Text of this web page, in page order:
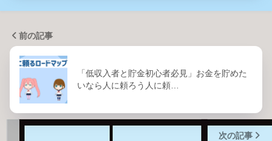
前の記事
「低収入者と貯金初心者必見」お金を貯めた
いなら人に頼ろう人に頼…
次の記事